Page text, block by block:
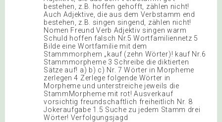
bestehen, z.B. hoffen gehofft, zählen nicht!
Auch Adjektive, die aus dem Verbstamm end
bestehen, z.B. singen singend, zählen nicht!
Nomen Freund Verb Adjektiv singen warm
Schuld hoffen falsch Nr.5 Wortfamiliennetz 5
Bilde eine Wortfamilie mit dem
Stammmorphem „kauf (zehn Wörter)! kauf Nr.6
Stammmorpheme 3 Schreibe die diktierten
Sätze auf! a) b) c) Nr. 7 Wörter in Morpheme
zerlegen 4 Zerlege folgende Wörter in
Morpheme und unterstreiche jeweils die
StammMorpheme mit rot! Ausverkauf
vorsichtig freundschaftlich freiheitlich Nr. 8
Jokeraufgabe 1.5 Suche zu jedem Stamm drei
Wörter! Verfolgungsjagd